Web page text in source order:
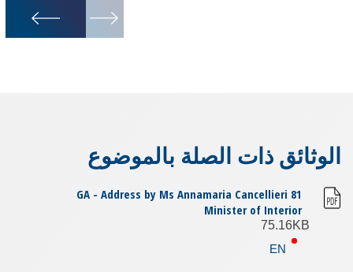
1
الوثائق ذات الصلة بالموضوع
81 GA - Address by Ms Annamaria Cancellieri
Minister of Interior
75.16KB
EN